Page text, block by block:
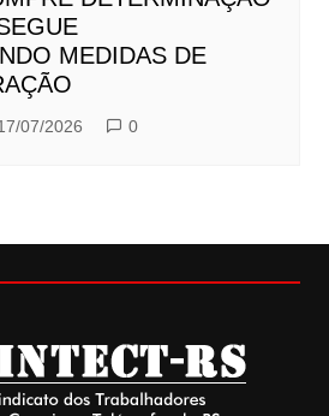
MEDIDAS DE
07/2026 0